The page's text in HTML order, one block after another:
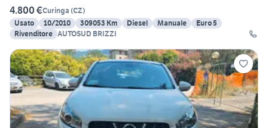
4.800 €Curinga (CZ)
Usato
10/2010 309053 Km Diesel Manuale
Euro 5
Rivenditore AUTOSUD BRIZZI